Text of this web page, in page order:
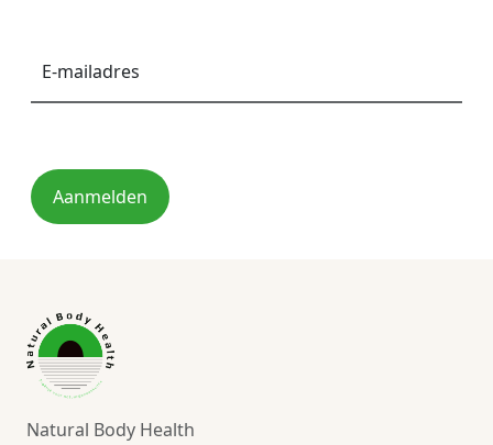
Aanmelden
Natural Body Health